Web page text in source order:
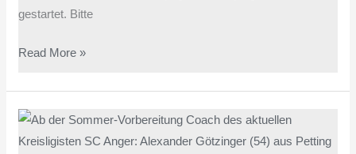
gestartet. Bitte
Read More »
„Diese
Mannschaft